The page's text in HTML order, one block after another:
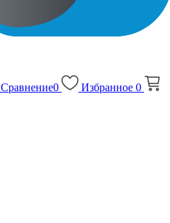
Сравнение0 Избранное 0